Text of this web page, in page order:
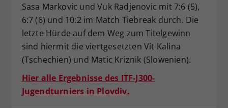
Sasa Markovic und Vuk Radjenovic mit 7:6 (5),
6:7 (6) und 10:2 im Match Tiebreak durch. Die
letzte Hürde auf dem Weg zum Titelgewinn
sind hiermit die viertgesetzten Vit Kalina
(Tschechien) und Matic Kriznik (Slowenien).
Hier alle Ergebnisse des ITF-J300-
Jugendturniers in Plovdiv.